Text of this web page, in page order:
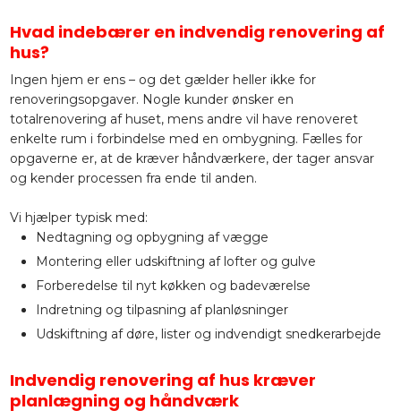
Hvad indebærer en indvendig renovering af
hus?
Ingen hjem er ens – og det gælder heller ikke for
renoveringsopgaver. Nogle kunder ønsker en
totalrenovering af huset, mens andre vil have renoveret
enkelte rum i forbindelse med en ombygning. Fælles for
opgaverne er, at de kræver håndværkere, der tager ansvar
og kender processen fra ende til anden.
Vi hjælper typisk med:
Nedtagning og opbygning af vægge
Montering eller udskiftning af lofter og gulve
Forberedelse til nyt køkken og badeværelse
Indretning og tilpasning af planløsninger
Udskiftning af døre, lister og indvendigt snedkerarbejde
Indvendig renovering af hus kræver
planlægning og håndværk